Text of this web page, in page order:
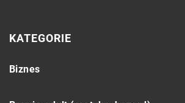
KATEGORIE
Biznes